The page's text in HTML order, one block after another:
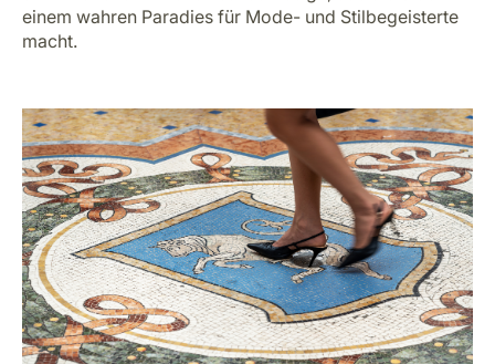
einem wahren Paradies für Mode- und Stilbegeisterte
macht.